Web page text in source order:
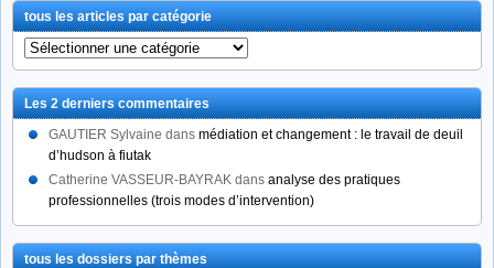
tous les articles par catégorie
tous
les
articles
par
catégorie
Les 2 derniers commentaires
GAUTIER Sylvaine dans médiation et changement : le travail de deuil
d’hudson à fiutak
Catherine VASSEUR-BAYRAK dans analyse des pratiques
professionnelles (trois modes d’intervention)
tous les dossiers par thèmes